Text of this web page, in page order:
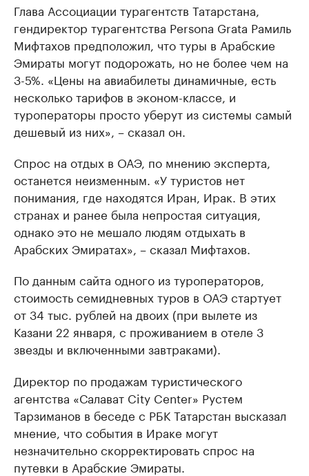
Глава Ассоциации турагентств Татарстана,
гендиректор турагентства Persona Grata Рамиль
Мифтахов предположил, что туры в Арабские
Эмираты могут подорожать, но не более чем на
3-5%. «Цены на авиабилеты динамичные, есть
несколько тарифов в эконом-классе, и
туроператоры просто уберут из системы самый
дешевый из них», – сказал он.
Спрос на отдых в ОАЭ, по мнению эксперта,
останется неизменным. «У туристов нет
понимания, где находятся Иран, Ирак. В этих
странах и ранее была непростая ситуация,
однако это не мешало людям отдыхать в
Арабских Эмиратах», – сказал Мифтахов.
По данным сайта одного из туроператоров,
стоимость семидневных туров в ОАЭ стартует
от 34 тыс. рублей на двоих (при вылете из
Казани 22 января, с проживанием в отеле 3
звезды и включенными завтраками).
Директор по продажам туристического
агентства «Салават City Center» Рустем
Тарзиманов в беседе с РБК Татарстан высказал
мнение, что события в Ираке могут
незначительно скорректировать спрос на
путевки в Арабские Эмираты.